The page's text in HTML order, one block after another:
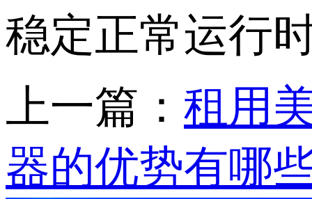
稳定正常运行
上一篇： 租用
器的优势有哪